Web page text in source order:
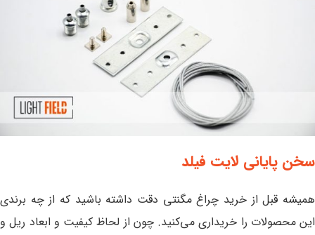
سخن پایانی لایت فیلد
همیشه قبل از خرید چراغ مگنتی دقت داشته باشید که از چه برندی
این محصولات را خریداری می‌کنید. چون از لحاظ کیفیت و ابعاد ریل و